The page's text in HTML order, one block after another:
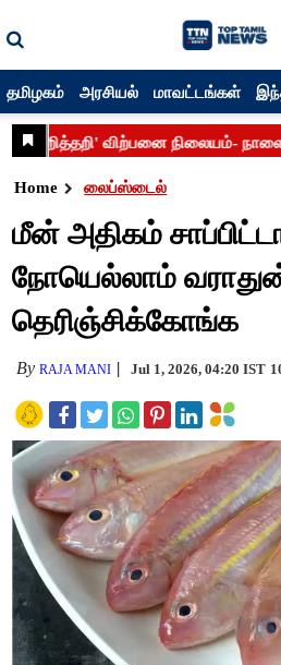
தமிழகம் அரசியல் மாவட்டங்கள்
Home லைப்ஸ்டைல்
மீன் அதிகம்
நோயெல்லாம்
தெரிஞ்சிக்கோங்க
ByRAJA MANI Jul 1, 2026, 04:20 IST